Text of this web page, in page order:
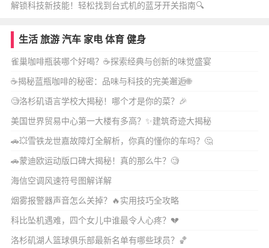
解锁科技新技能！轻松找到台式机的蓝牙开关指南🔍
生活 旅游 汽车 家电 体育 健身
雀巢咖啡瓶装哪个好喝？☕探索经典与创新的味觉盛宴
☕️揭秘蓝瓶咖啡的秘密：品味与科技的完美邂逅🌐
🧐洛杉矶语言学校大揭秘！哪个才是你的菜？🎉
美国世界贸易中心第一大楼有多高？✨建筑奇迹大揭秘
🚗💥雪铁龙世嘉故障灯全解析，你真的懂你的车吗？🤔
🚗蒙迪欧运动版口碑大揭秘！真的那么牛？🧐
海信空调风速符号图解详解
烟雾报警器声音怎么关掉？🔥实用技巧全攻略
科比坠机遇难，四个女儿中谁最令人心疼？💔
洛杉矶湖人篮球俱乐部最新名单有哪些球员？🏀